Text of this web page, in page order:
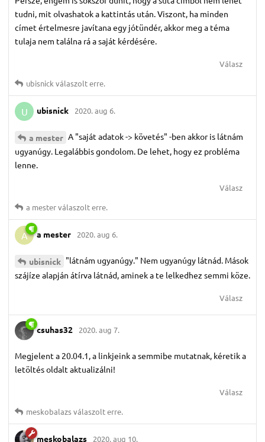
tudni, mit olvashatok a kattintás után. Viszont, ha minden
címet értelmesre javítana egy jótündér, akkor meg a téma
tulaja nem találna rá a saját kérdésére.
Válasz
ubisnick válaszolt erre.
U ubisnick 2020. aug 6.
a mester A "saját adatok -> követés" -ben akkor is látnám
ugyanúgy. Legalábbis gondolom. De lehet, hogy ez probléma
lenne.
Válasz
a mesterválaszolt erre.
A a mester 2020. aug 6.
ubisnick "látnám ugyanúgy." Nem ugyanúgy látnád. Mások
szájíze alapján átírva látnád, aminek a te lelkedhez semmi köze.
Válasz
csuhas32 2020. aug 7.
Megjelent a 20.04.1, a linkjeink a semmibe mutatnak, kéretik a
letöltés oldalt aktualizálni!
Válasz
meskobalazsválaszolt erre.
meskobalazs 2020. aug 10.